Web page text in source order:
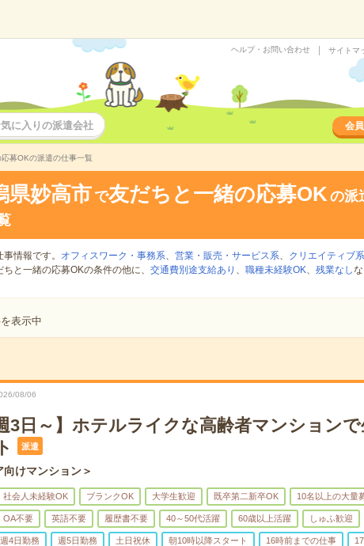
ヘルプ・お問い合わせ サイトマ
に入りの派遣会社 会
募OKの派遣の仕事一覧
県妙高市 で友だちと一緒の応募OKの派
情報です。 オフィスワーク・事務系、 営業・販売・サービス系、 クリエイティブ系
と一緒の応募OKの条件の他に、 交通費別途支給あり 、 職種未経験OK、 残業なし
表示中
08/06
3日～】ホテルライクな高齢者マンションで
派遣
向けマンション＞
社会人未経験OK ブランクOK 大学生歓迎 既卒第二新卒OK 10名以上の大量
OA不要 英語不要 履歴書不要 40～50代活躍 60歳以上活躍 しゅふ歓迎
週4日勤務 週5日勤務 土日祝休 朝10時以降スタート 16時前までの仕事